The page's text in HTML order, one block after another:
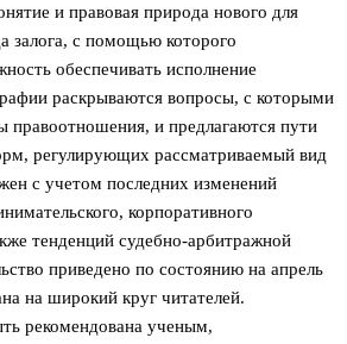
и правовая природа нового для
залога, с помощью которого
обеспечивать исполнение
раскрываются вопросы, с которыми
правоотношения, и предлагаются пути
регулирующих рассматриваемый вид
с учетом последних изменений
корпоративного
тенденций судебно-арбитражной
приведено по состоянию на апрель
на широкий круг читателей.
рекомендована ученым,